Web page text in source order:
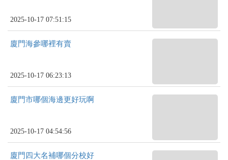
2025-10-17 07:51:15
廈門海參哪裡有賣
2025-10-17 06:23:13
廈門市哪個海邊更好玩啊
2025-10-17 04:54:56
廈門四大名補哪個分校好